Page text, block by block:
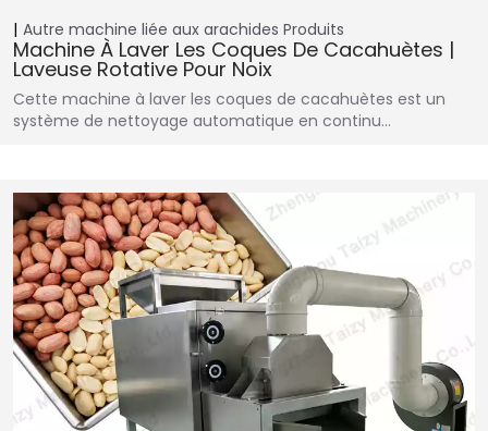
Autre machine liée aux arachides Produits
Machine À Laver Les Coques De Cacahuètes |
Laveuse Rotative Pour Noix
Cette machine à laver les coques de cacahuètes est un
système de nettoyage automatique en continu…